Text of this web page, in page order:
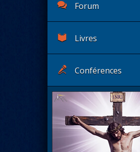
Forum
Livres
Conférences